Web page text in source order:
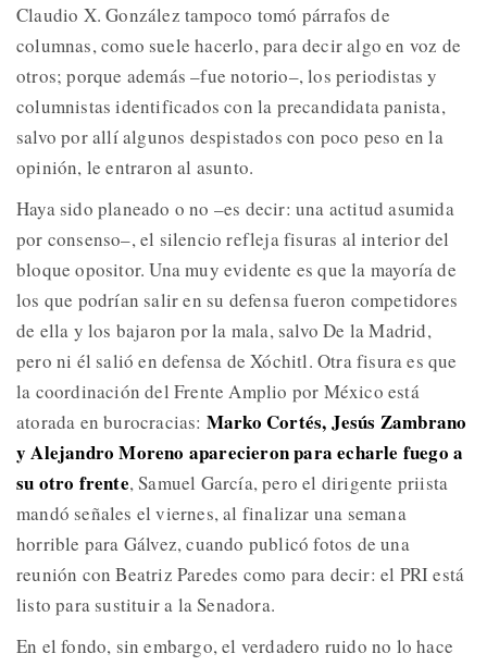
Claudio X. González tampoco tomó párrafos de
columnas, como suele hacerlo, para decir algo en voz de
otros; porque además –fue notorio–, los periodistas y
columnistas identificados con la precandidata panista,
salvo por allí algunos despistados con poco peso en la
opinión, le entraron al asunto.
Haya sido planeado o no –es decir: una actitud asumida
por consenso–, el silencio refleja fisuras al interior del
bloque opositor. Una muy evidente es que la mayoría de
los que podrían salir en su defensa fueron competidores
de ella y los bajaron por la mala, salvo De la Madrid,
pero ni él salió en defensa de Xóchitl. Otra fisura es que
la coordinación del Frente Amplio por México está
atorada en burocracias: Marko Cortés, Jesús Zambrano
y Alejandro Moreno aparecieron para echarle fuego a
su otro frente, Samuel García, pero el dirigente priista
mandó señales el viernes, al finalizar una semana
horrible para Gálvez, cuando publicó fotos de una
reunión con Beatriz Paredes como para decir: el PRI está
listo para sustituir a la Senadora.
En el fondo, sin embargo, el verdadero ruido no lo hace